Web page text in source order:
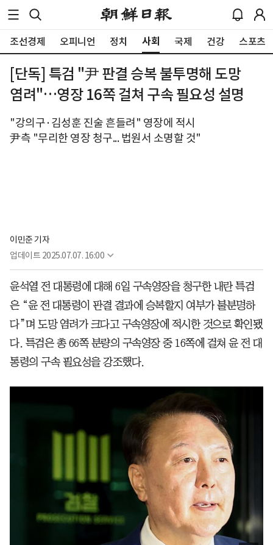
조선경제 오피니언 정치 사회 국제 건강 스포츠
[단독] 특검 "尹 판결 승복 불투명해 도망
염려"…영장 16쪽 걸쳐 구속 필요성 설명
"강의구·김성훈 진술 흔들려" 영장에 적시
尹측 "무리한 영장 청구... 법원서 소명할 것"
이민준 기자
업데이트 2025.07.07. 16:00
윤석열 전 대통령에 대해 6일 구속영장을 청구한 내란 특검
은 “윤 전 대통령이 판결 결과에 승복할지 여부가 불분명하
다”며 도망 염려가 크다고 구속영장에 적시한 것으로 확인됐
다. 특검은 총 66쪽 분량의 구속영장 중 16쪽에 걸쳐 윤 전 대
통령의 구속 필요성을 강조했다.